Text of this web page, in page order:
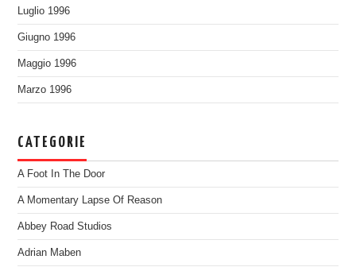
Luglio 1996
Giugno 1996
Maggio 1996
Marzo 1996
CATEGORIE
A Foot In The Door
A Momentary Lapse Of Reason
Abbey Road Studios
Adrian Maben